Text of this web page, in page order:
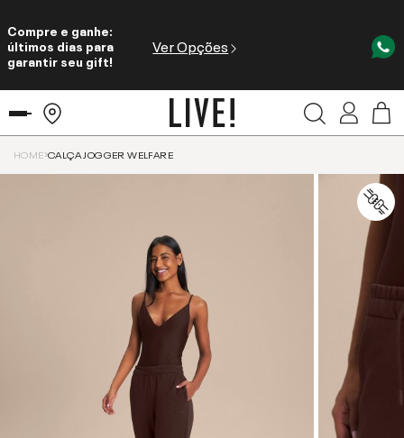
Compre e ganhe:
últimos dias para
garantir seu gift!
Ver Opções
HOME CALÇA JOGGER WELFARE